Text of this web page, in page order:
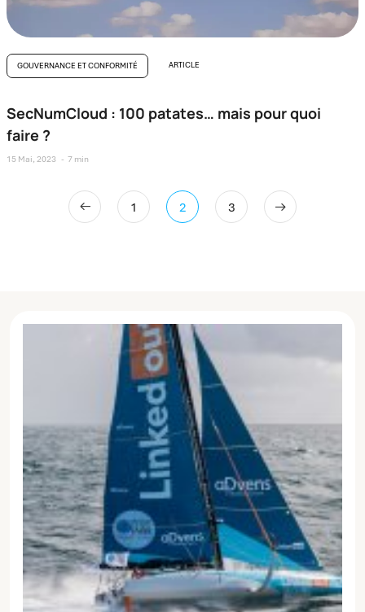
GOUVERNANCE ET CONFORMITÉ ARTICLE
SecNumCloud : 100 patates… mais pour quoi
faire ?
15 Mai, 2023 7 min
1 2 3